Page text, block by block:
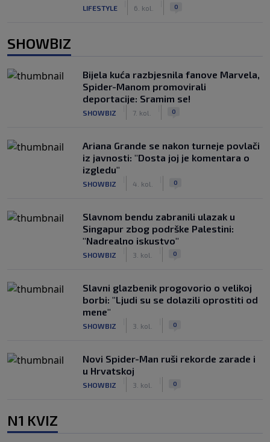
LIFESTYLE 6. kol. 0
SHOWBIZ
Bijela kuća razbjesnila fanove Marvela,
Spider-Manom promovirali
deportacije: Sramim se!
SHOWBIZ 7. kol. 0
Ariana Grande se nakon turneje povlači
iz javnosti: "Dosta joj je komentara o
izgledu"
SHOWBIZ 4. kol. 0
Slavnom bendu zabranili ulazak u
Singapur zbog podrške Palestini:
"Nadrealno iskustvo"
SHOWBIZ 3. kol. 0
Slavni glazbenik progovorio o velikoj
borbi: "Ljudi su se dolazili oprostiti od
mene"
SHOWBIZ 3. kol. 0
Novi Spider-Man ruši rekorde zarade i
u Hrvatskoj
SHOWBIZ 3. kol. 0
N1 KVIZ